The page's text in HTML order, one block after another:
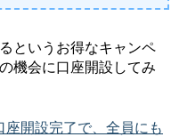
というお得なキャンペ
機会に口座開設してみ
開設完了で、全員にも